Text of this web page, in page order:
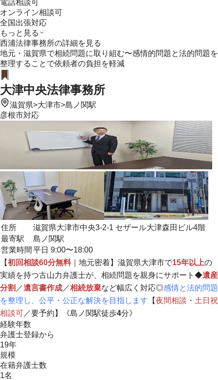
電話相談可
オンライン相談可
全国出張対応
もっと見る
西浦法律事務所の詳細を見る
地元・滋賀県で相続問題に取り組む〜感情的問題と法的問題を
整理することで依頼者の負担を軽減
大津中央法律事務所
滋賀県>大津市>島ノ関駅
彦根市対応
住所
滋賀県大津市中央3-2-1 セザール大津森田ビル4階
最寄駅
島ノ関駅
営業時間 平日 9:00〜18:00
【初回相談60分無料｜ 地元密着】滋賀県大津市で15年以上の
実績を持つ古山力弁護士が、相続問題を親身にサポート◆遺産
分割 ／遺言書作成 ／相続放棄など幅広く対応◎感情と法的問題
を整理し、公平・公正な解決を目指しま す 【夜間相談 ・ 土日祝
相談可 ／要予約】《島ノ関駅徒歩4分》
経験年数
弁護士登録から
19年
規模
在籍弁護士数
1名